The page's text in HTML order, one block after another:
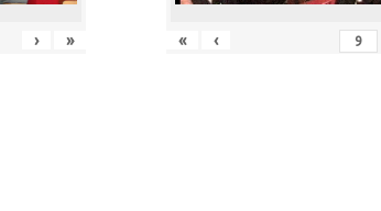
› » « ‹